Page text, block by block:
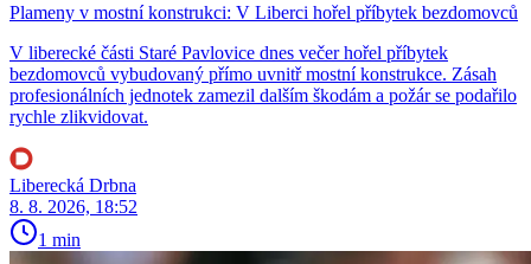
Plameny v mostní konstrukci: V Liberci hořel příbytek bezdomovců
V liberecké části Staré Pavlovice dnes večer hořel příbytek
bezdomovců vybudovaný přímo uvnitř mostní konstrukce. Zásah
profesionálních jednotek zamezil dalším škodám a požár se podařilo
rychle zlikvidovat.
Liberecká Drbna
8. 8. 2026, 18:52
1 min